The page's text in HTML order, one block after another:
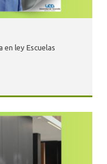
ley Escuelas